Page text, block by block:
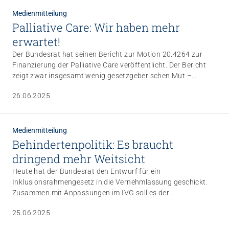
Medienmitteilung
Palliative Care: Wir haben mehr
erwartet!
Der Bundesrat hat seinen Bericht zur Motion 20.4264 zur
Finanzierung der Palliative Care veröffentlicht. Der Bericht
zeigt zwar insgesamt wenig gesetzgeberischen Mut –
Bereich der spezialisierten Palliative Care sollen künftig
26.06.2025
Medienmitteilung
Behinderten­politik: Es braucht
dringend mehr Weitsicht
Heute hat der Bundesrat den Entwurf für ein
Inklusionsrahmengesetz in die Vernehmlassung geschickt.
Zusammen mit Anpassungen im IVG soll es der
Behindertenrechtskonvention angestossene Diskussion zur
25.06.2025